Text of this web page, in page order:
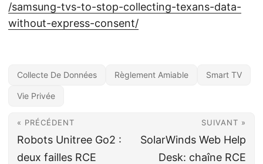
/samsung-tvs-to-stop-collecting-texans-data-
without-express-consent/
Collecte De Données Règlement Amiable Smart TV
Vie Privée
« PRÉCÉDENT
Robots Unitree Go2 :
deux failles RCE
SUIVANT »
SolarWinds Web Help
Desk: chaîne RCE